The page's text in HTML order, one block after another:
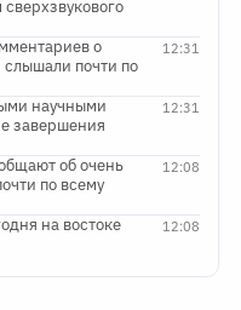
12:31
о
слышали почти по
12:31
научными
завершения
12:08
об очень
по всему
12:08
на востоке